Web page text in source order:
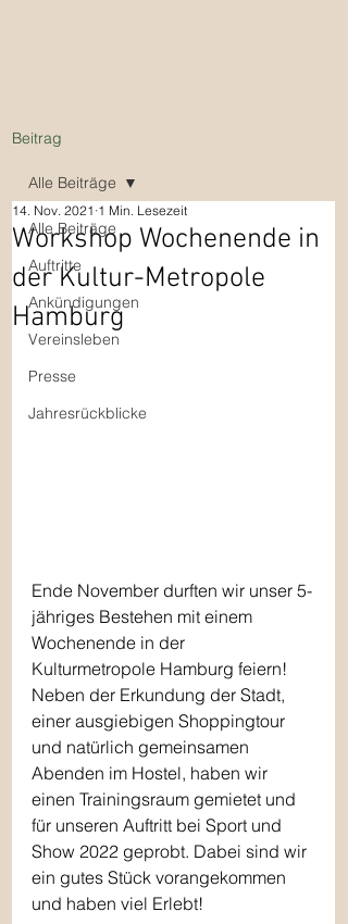
Beitrag
Alle Beiträge
Auftritte
Ankündigungen
Vereinsleben
Presse
Jahresrückblicke
Alle Beiträge
Workshop Wochenende in
der Kultur-Metropole
Hamburg
14. Nov. 2021 1 Min. Lesezeit
Ende November durften wir unser 5-
jähriges Bestehen mit einem
Wochenende in der
Kulturmetropole Hamburg feiern!
Neben der Erkundung der Stadt,
einer ausgiebigen Shoppingtour
und natürlich gemeinsamen
Abenden im Hostel, haben wir
einen Trainingsraum gemietet und
für unseren Auftritt bei Sport und
Show 2022 geprobt. Dabei sind wir
ein gutes Stück vorangekommen
und haben viel Erlebt!